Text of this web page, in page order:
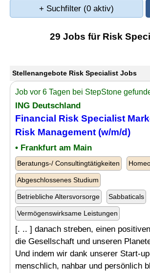
+ Suchfilter (0 aktiv)
29 Jobs für Risk
Stellenangebote Risk Specialist Jobs
Job vor 6 Tagen bei StepStone
ING Deutschland
Financial Risk Specialist
Risk Management (w/m/d)
• Frankfurt am Main
Beratungs-/ Consultingtätigkeiten
Abgeschlossenes Studium
Betriebliche Altersvorsorge Sabbaticals
Vermögenswirksame Leistungen
[. .. ] danach streben, einen
die Gesellschaft und unseren
Und indem wir dank unserer Start-
menschlich, nahbar und persönlich